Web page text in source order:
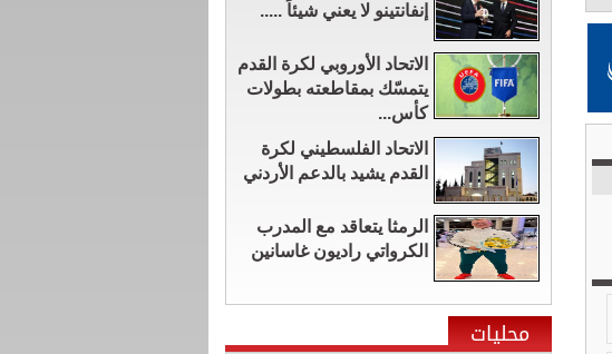
إنفانتينو لا يعني شيئاً .....
الاتحاد الأوروبي لكرة القدم
يتمسّك بمقاطعته بطولات
كأس...
الاتحاد الفلسطيني لكرة
القدم يشيد بالدعم الأردني
الرمثا يتعاقد مع المدرب
الكرواتي راديون غاسانين
محليات